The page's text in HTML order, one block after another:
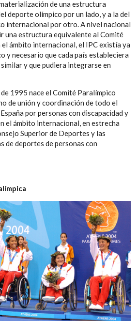
de una estructura
deporte olímpico por un lado, y a la del
internacional por otro. A nivel nacional
una estructura equivalente al Comité
el ámbito internacional, el IPC existía ya
y necesario que cada país estableciera
y que pudiera integrarse en
1995 nace el Comité Paralímpico
de unión y coordinación de todo el
por personas con discapacidad y
el ámbito internacional, en estrecha
Superior de Deportes y las
de deportes de personas con